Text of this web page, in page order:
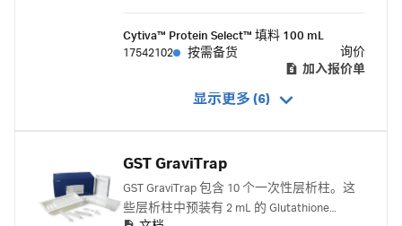
Cytiva™ Protein Select™ 填料 100 mL
17542102
按需备货
询价
加入报价单
显示更多 (6)
GST GraviTrap
GST GraviTrap 包含 10 个一次性层析柱。这
些层析柱中预装有 2 mL 的 Glutathione